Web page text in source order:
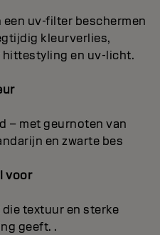
een uv-filter beschermen
kleurverlies,
en uv-licht.
– met geurnoten van
en zwarte bes
voor
textuur en sterke
geeft. .